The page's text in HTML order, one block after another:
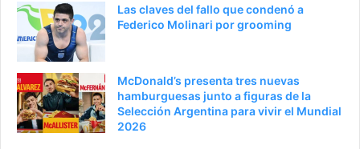
Las claves del fallo que condenó a
Federico Molinari por grooming
McDonald’s presenta tres nuevas
hamburguesas junto a figuras de la
Selección Argentina para vivir el Mundial
2026